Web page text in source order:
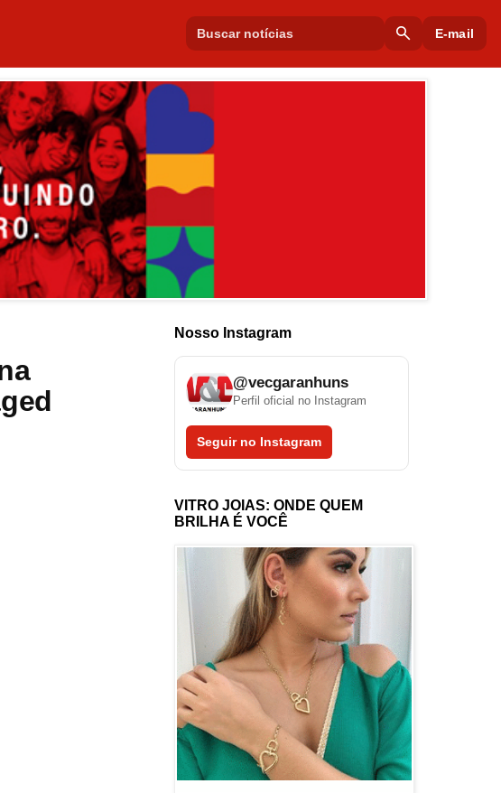
search E-mail
Nosso Instagram
@vecgaranhuns
Perfil oficial no Instagram
Seguir no Instagram
VITRO JOIAS: ONDE QUEM
BRILHA É VOCÊ